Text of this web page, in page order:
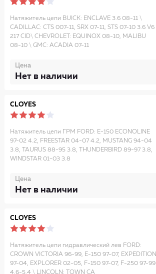
Натяжитель цепи BUICK: ENCLAVE 3.6 08-11 \
CADILLAC: CTS 007-11, SRX 07-11, STS 07-10 3.6 V6
217 CID\ CHEVROLET: EQUINOX 08-10, MALIBU
08-10 \ GMC: ACADIA 07-11
Цена
Нет в наличии
CLOYES
Натяжитель цепи ГРМ FORD: E-150 ECONOLINE
97-02 4.2, FREESTAR 04-07 4.2, MUSTANG 94-04
3.8, TAURUS 88-95 3.8, THUNDERBIRD 89-97 3.8,
WINDSTAR 01-03 3.8
Цена
Нет в наличии
CLOYES
Натяжитель цепи гидравлический лев FORD:
CROWN VICTORIA 96-99, E-150 97-07, EXPEDITION
97-04, EXPLORER 02-05, F-150 97-07, F-250 97-99
4.6-5.4 \ LINCOLN: TOWN CA